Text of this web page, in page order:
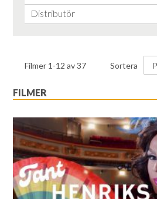
Distributör
Filmer 1 -12 av37 Sortera
FILMER